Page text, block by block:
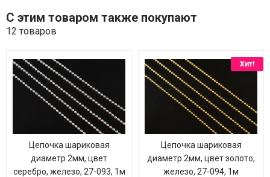
С этим товаром также покупают
12 товаров
Цепочка шариковая
диаметр 2мм, цвет
серебро, железо, 27-093, 1м
Хит!
Цепочка шариковая
диаметр 2мм, цвет золото,
железо, 27-094, 1м